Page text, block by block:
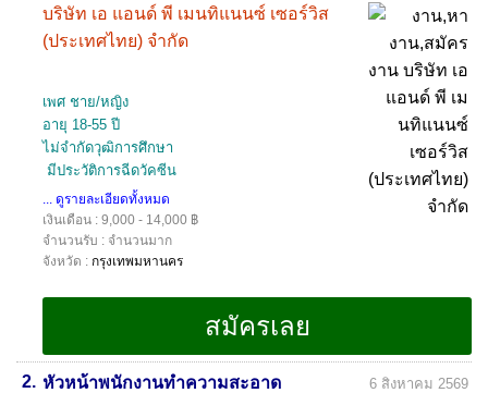
บริษัท เอ แอนด์ พี เมนทิแนนซ์ เซอร์วิส
(ประเทศไทย) จำกัด
เพศ ชาย/หญิง
อายุ 18-55 ปี
ไม่จำกัดวุฒิการศึกษา
มีประวัติการฉีดวัคซีน
... ดูรายละเอียดทั้งหมด
เงินเดือน : 9,000 - 14,000 ฿
จำนวนรับ : จำนวนมาก
จังหวัด : กรุงเทพมหานคร
2. หัวหน้าพนักงานทำความสะอาด
6 สิงหาคม 2569